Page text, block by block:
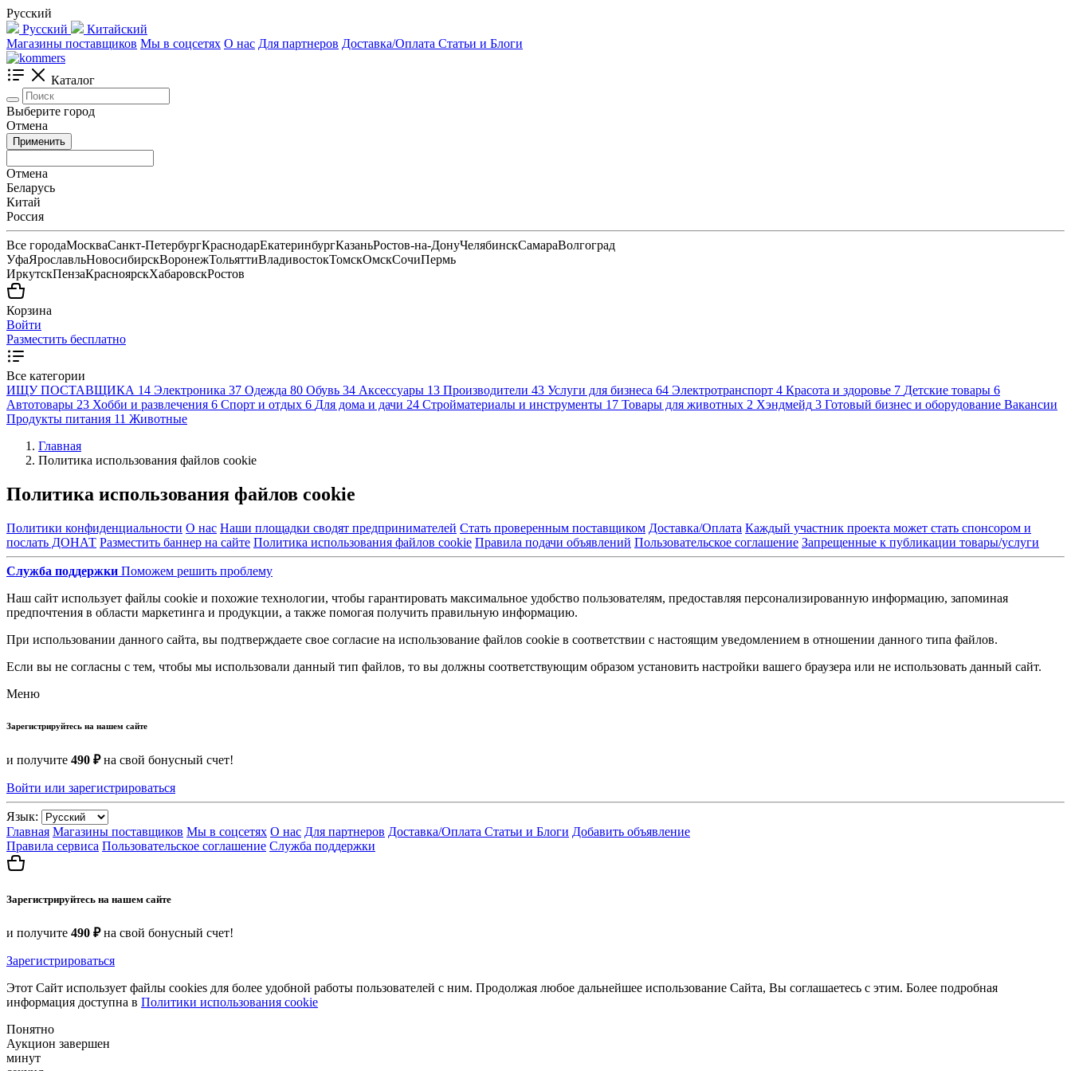
Русский
Русский
Китайский
Магазины поставщиков Мы в соцсетях О нас Для партнеров Доставка/Оплата Статьи и Блоги
Каталог
Выберите город
Отмена
Применить
Отмена
Беларусь
Китай
Россия
Все городаМоскваСанкт-ПетербургКраснодарЕкатеринбургКазаньРостов-на-ДонуЧелябинскСамараВолгоград
УфаЯрославльНовосибирскВоронежТольяттиВладивостокТомскОмскСочиПермь
ИркутскПензаКрасноярскХабаровскРостов
Корзина
Войти
Разместить бесплатно
Все категории
ИЩУ ПОСТАВЩИКА 14 Электроника 37 Одежда 80 Обувь 34 Аксессуары 13 Производители 43 Услуги для бизнеса 64 Электротранспорт 4 Красота и здоровье 7 Детские товары 6
Автотовары 23 Хобби и развлечения 6 Спорт и отдых 6 Для дома и дачи 24 Стройматериалы и инструменты 17 Товары для животных 2 Хэндмейд 3 Готовый бизнес и оборудование Вакансии
Продукты питания 11 Животные
Главная
Политика использования файлов cookie
Политика использования файлов cookie
Политики конфиденциальности О нас Наши площадки сводят предпринимателей Стать проверенным поставщиком Доставка/Оплата Каждый участник проекта может стать спонсором и
послать ДОНАТ Разместить баннер на сайте Политика использования файлов cookie Правила подачи объявлений Пользовательское соглашение Запрещенные к публикации товары/услуги
Служба поддержки Поможем решить проблему
Наш сайт использует файлы cookie и похожие технологии, чтобы гарантировать максимальное удобство пользователям, предоставляя персонализированную информацию, запоминая
предпочтения в области маркетинга и продукции, а также помогая получить правильную информацию.
При использовании данного сайта, вы подтверждаете свое согласие на использование файлов cookie в соответствии с настоящим уведомлением в отношении данного типа файлов.
Если вы не согласны с тем, чтобы мы использовали данный тип файлов, то вы должны соответствующим образом установить настройки вашего браузера или не использовать данный сайт.
Меню
Зарегистрируйтесь на нашем сайте
и получите 490 ₽на свой бонусный счет!
Войти или зарегистрироваться
Язык:
Главная Магазины поставщиков Мы в соцсетях О нас Для партнеров Доставка/Оплата Статьи и Блоги Добавить объявление
Правила сервиса Пользовательское соглашение Служба поддержки
Зарегистрируйтесь на нашем сайте
и получите 490 ₽на свой бонусный счет!
Зарегистрироваться
Этот Сайт использует файлы cookies для более удобной работы пользователей с ним. Продолжая любое дальнейшее использование Сайта, Вы соглашаетесь с этим. Более подробная
информация доступна в Политики использования cookie
Понятно
Аукцион завершен
минут